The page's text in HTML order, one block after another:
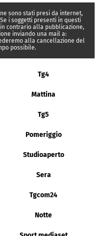
sono stati presi da internet,
i soggetti presenti in questi
contrario alla pubblicazione,
inviando una mail a:
alla cancellazione del
possibile.
Tg4
Mattina
Tg5
Pomeriggio
Studioaperto
Sera
Tgcom24
Notte